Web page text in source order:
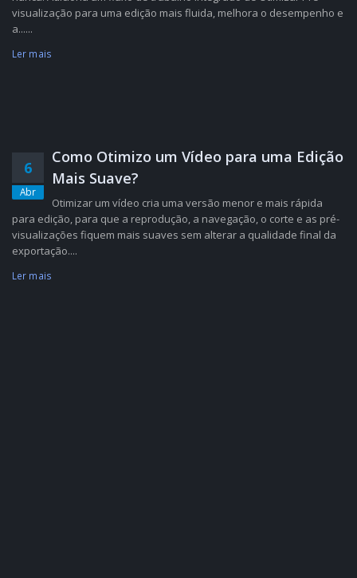
visualização para uma edição mais fluida, melhora o desempenho e
a......
Ler mais
6
Abr
Como Otimizo um Vídeo para uma Edição
Mais Suave?
Otimizar um vídeo cria uma versão menor e mais rápida
para edição, para que a reprodução, a navegação, o corte e as pré-
visualizações fiquem mais suaves sem alterar a qualidade final da
exportação....
Ler mais